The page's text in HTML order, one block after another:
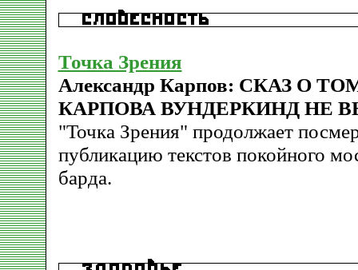
Точка Зрения
Александр Карпов: СКАЗ О
КАРПОВА ВУНДЕРКИНД НЕ
"Точка Зрения" продолжает
публикацию текстов покойного
барда.